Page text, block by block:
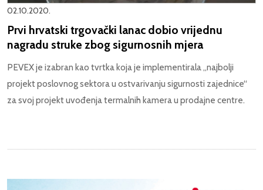
02.10.2020.
Prvi hrvatski trgovački lanac dobio vrijednu
nagradu struke zbog sigurnosnih mjera
PEVEX je izabran kao tvrtka koja je implementirala „najbolji
projekt poslovnog sektora u ostvarivanju sigurnosti zajednice“
za svoj projekt uvođenja termalnih kamera u prodajne centre.